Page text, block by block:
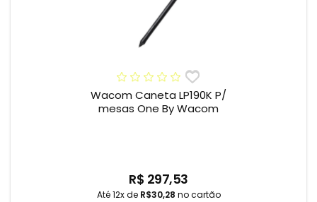
Wacom Caneta LP190K P/
mesas One By Wacom
R$ 297,53
Até 12x de R$30,28 no cartão